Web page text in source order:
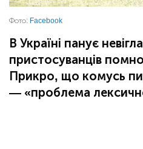
Фото: Facebook
В Україні панує
пристосуванців
Прикро, що комусь
— «проблема